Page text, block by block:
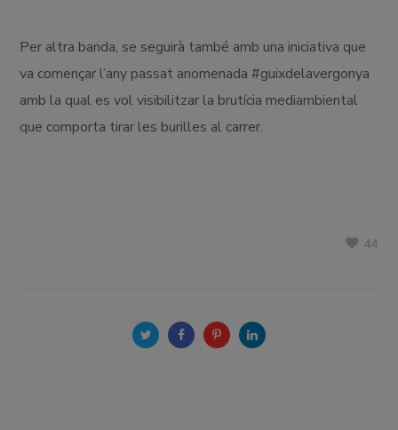
Per altra banda, se seguirà també amb una iniciativa que
va començar l’any passat anomenada #guixdelavergonya
amb la qual es vol visibilitzar la brutícia mediambiental
que comporta tirar les burilles al carrer.
44